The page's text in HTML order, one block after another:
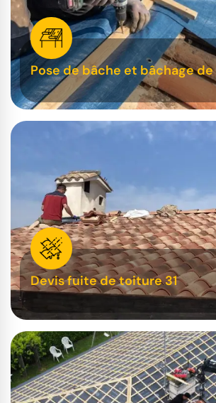
Pose de bâche et bâchage
Devis fuite de toiture 31